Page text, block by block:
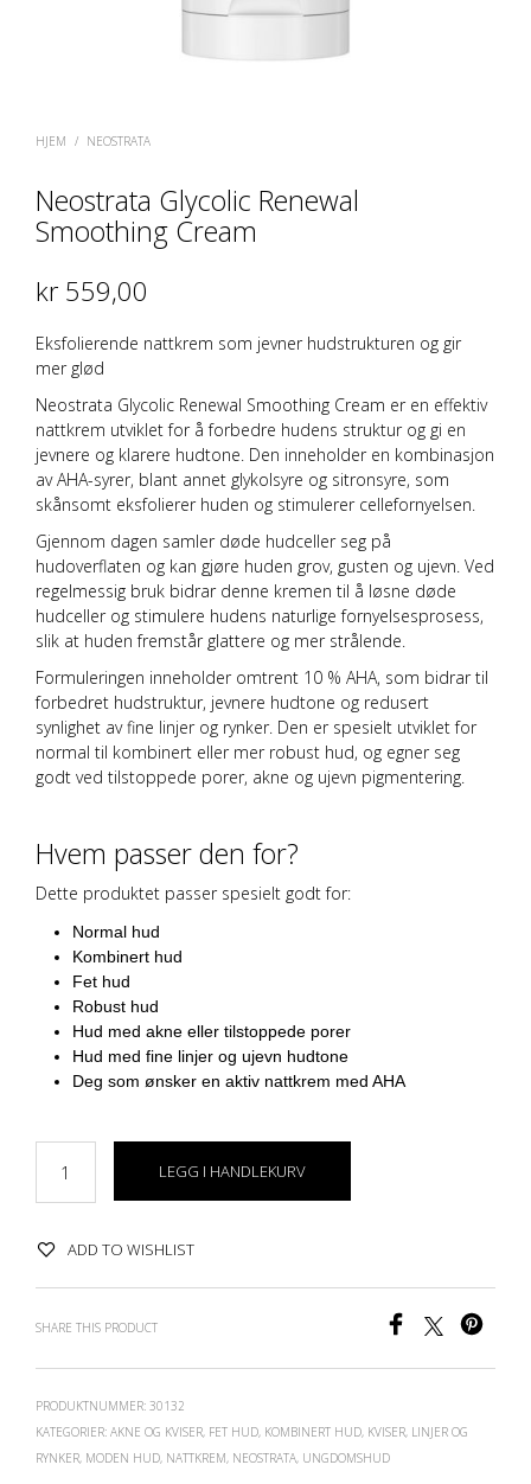
HJEM / NEOSTRATA
Neostrata Glycolic Renewal
Smoothing Cream
kr 559,00
Eksfolierende nattkrem som jevner hudstrukturen og gir
mer glød
Neostrata Glycolic Renewal Smoothing Cream er en effektiv
nattkrem utviklet for å forbedre hudens struktur og gi en
jevnere og klarere hudtone. Den inneholder en kombinasjon
av AHA-syrer, blant annet glykolsyre og sitronsyre, som
skånsomt eksfolierer huden og stimulerer cellefornyelsen.
Gjennom dagen samler døde hudceller seg på
hudoverflaten og kan gjøre huden grov, gusten og ujevn. Ved
regelmessig bruk bidrar denne kremen til å løsne døde
hudceller og stimulere hudens naturlige fornyelsesprosess,
slik at huden fremstår glattere og mer strålende.
Formuleringen inneholder omtrent 10 % AHA, som bidrar til
forbedret hudstruktur, jevnere hudtone og redusert
synlighet av fine linjer og rynker. Den er spesielt utviklet for
normal til kombinert eller mer robust hud, og egner seg
godt ved tilstoppede porer, akne og ujevn pigmentering.
Hvem passer den for?
Dette produktet passer spesielt godt for:
Normal hud
Kombinert hud
Fet hud
Robust hud
Hud med akne eller tilstoppede porer
Hud med fine linjer og ujevn hudtone
Deg som ønsker en aktiv nattkrem med AHA
LEGG I HANDLEKURV
ADD TO WISHLIST
SHARE THIS PRODUCT
PRODUKTNUMMER: 30132
KATEGORIER: AKNE OG KVISER, FET HUD, KOMBINERT HUD, KVISER, LINJER OG
RYNKER, MODEN HUD, NATTKREM, NEOSTRATA, UNGDOMSHUD